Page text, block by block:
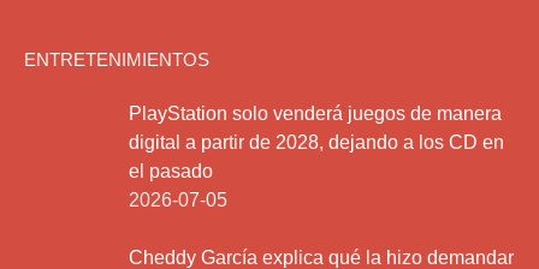
ENTRETENIMIENTOS
PlayStation solo venderá juegos de manera
digital a partir de 2028, dejando a los CD en
el pasado
2026-07-05
Cheddy García explica qué la hizo demandar